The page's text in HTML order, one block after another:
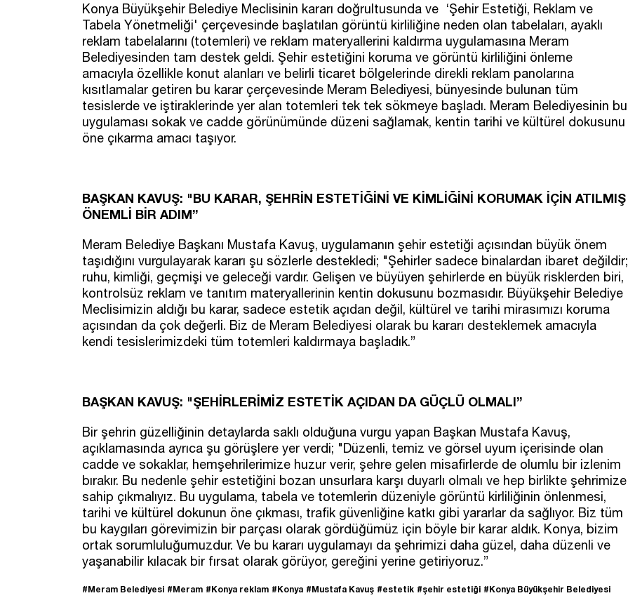
Konya Büyükşehir Belediye Meclisinin kararı doğrultusunda ve ‘Şehir Estetiği, Reklam ve
Tabela Yönetmeliği' çerçevesinde başlatılan görüntü kirliliğine neden olan tabelaları, ayaklı
reklam tabelalarını (totemleri) ve reklam materyallerini kaldırma uygulamasına Meram
Belediyesinden tam destek geldi. Şehir estetiğini koruma ve görüntü kirliliğini önleme
amacıyla özellikle konut alanları ve belirli ticaret bölgelerinde direkli reklam panolarına
kısıtlamalar getiren bu karar çerçevesinde Meram Belediyesi, bünyesinde bulunan tüm
tesislerde ve iştiraklerinde yer alan totemleri tek tek sökmeye başladı. Meram Belediyesinin bu
uygulaması sokak ve cadde görünümünde düzeni sağlamak, kentin tarihi ve kültürel dokusunu
öne çıkarma amacı taşıyor.
BAŞKAN KAVUŞ: "BU KARAR, ŞEHRİN ESTETİĞİNİ VE KİMLİĞİNİ KORUMAK İÇİN ATILMIŞ
ÖNEMLİ BİR ADIM”
Meram Belediye Başkanı Mustafa Kavuş, uygulamanın şehir estetiği açısından büyük önem
taşıdığını vurgulayarak kararı şu sözlerle destekledi; "Şehirler sadece binalardan ibaret değildir;
ruhu, kimliği, geçmişi ve geleceği vardır. Gelişen ve büyüyen şehirlerde en büyük risklerden biri,
kontrolsüz reklam ve tanıtım materyallerinin kentin dokusunu bozmasıdır. Büyükşehir Belediye
Meclisimizin aldığı bu karar, sadece estetik açıdan değil, kültürel ve tarihi mirasımızı koruma
açısından da çok değerli. Biz de Meram Belediyesi olarak bu kararı desteklemek amacıyla
kendi tesislerimizdeki tüm totemleri kaldırmaya başladık.”
BAŞKAN KAVUŞ: "ŞEHİRLERİMİZ ESTETİK AÇIDAN DA GÜÇLÜ OLMALI”
Bir şehrin güzelliğinin detaylarda saklı olduğuna vurgu yapan Başkan Mustafa Kavuş,
açıklamasında ayrıca şu görüşlere yer verdi; "Düzenli, temiz ve görsel uyum içerisinde olan
cadde ve sokaklar, hemşehrilerimize huzur verir, şehre gelen misafirlerde de olumlu bir izlenim
bırakır. Bu nedenle şehir estetiğini bozan unsurlara karşı duyarlı olmalı ve hep birlikte şehrimize
sahip çıkmalıyız. Bu uygulama, tabela ve totemlerin düzeniyle görüntü kirliliğinin önlenmesi,
tarihi ve kültürel dokunun öne çıkması, trafik güvenliğine katkı gibi yararlar da sağlıyor. Biz tüm
bu kaygıları görevimizin bir parçası olarak gördüğümüz için böyle bir karar aldık. Konya, bizim
ortak sorumluluğumuzdur. Ve bu kararı uygulamayı da şehrimizi daha güzel, daha düzenli ve
yaşanabilir kılacak bir fırsat olarak görüyor, gereğini yerine getiriyoruz.”
#Meram Belediyesi #Meram #Konya reklam #Konya #Mustafa Kavuş #estetik #şehir estetiği #Konya Büyükşehir Belediyesi